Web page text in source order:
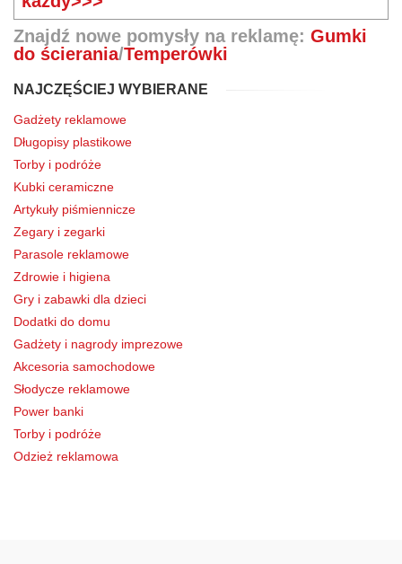
Znajdź nowe pomysły na reklamę: Gumki
do ścierania/Temperówki
NAJCZĘŚCIEJ WYBIERANE
Gadżety reklamowe
Długopisy plastikowe
Torby i podróże
Kubki ceramiczne
Artykuły piśmiennicze
Zegary i zegarki
Parasole reklamowe
Zdrowie i higiena
Gry i zabawki dla dzieci
Dodatki do domu
Gadżety i nagrody imprezowe
Akcesoria samochodowe
Słodycze reklamowe
Power banki
Torby i podróże
Odzież reklamowa